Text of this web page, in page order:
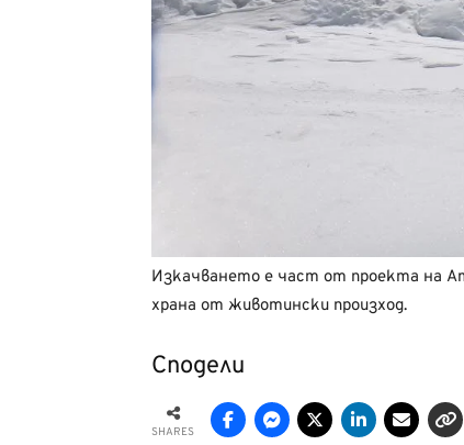
Изкачването е част от проекта на
храна от животински произход.
Сподели
SHARES